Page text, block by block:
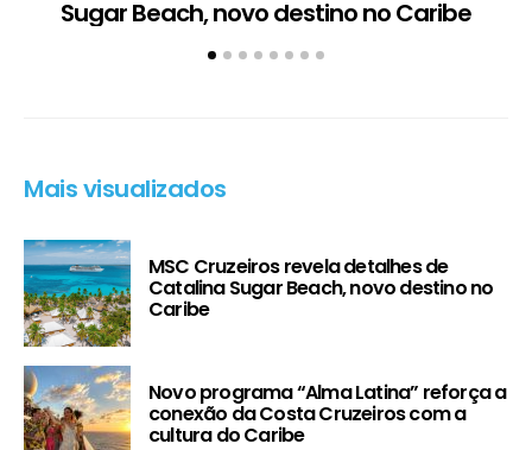
Sugar Beach, novo destino no Caribe
Mais visualizados
MSC Cruzeiros revela detalhes de
Catalina Sugar Beach, novo destino no
Caribe
Novo programa “Alma Latina” reforça a
conexão da Costa Cruzeiros com a
cultura do Caribe